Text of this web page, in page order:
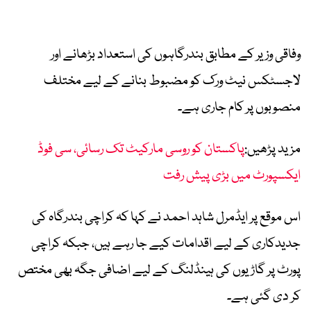
وفاقی وزیر کے مطابق بندرگاہوں کی استعداد بڑھانے اور
لاجسٹکس نیٹ ورک کو مضبوط بنانے کے لیے مختلف
منصوبوں پر کام جاری ہے۔
مزید پڑھیں:پاکستان کو روسی مارکیٹ تک رسائی، سی فوڈ
ایکسپورٹ میں بڑی پیش رفت
اس موقع پر ایڈمرل شاہد احمد نے کہا کہ کراچی بندرگاہ کی
جدیدکاری کے لیے اقدامات کیے جا رہے ہیں، جبکہ کراچی
پورٹ پر گاڑیوں کی ہینڈلنگ کے لیے اضافی جگہ بھی مختص
کر دی گئی ہے۔